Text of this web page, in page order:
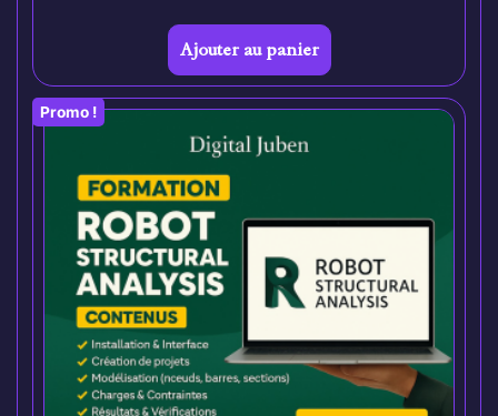
Ajouter au panier
Promo !